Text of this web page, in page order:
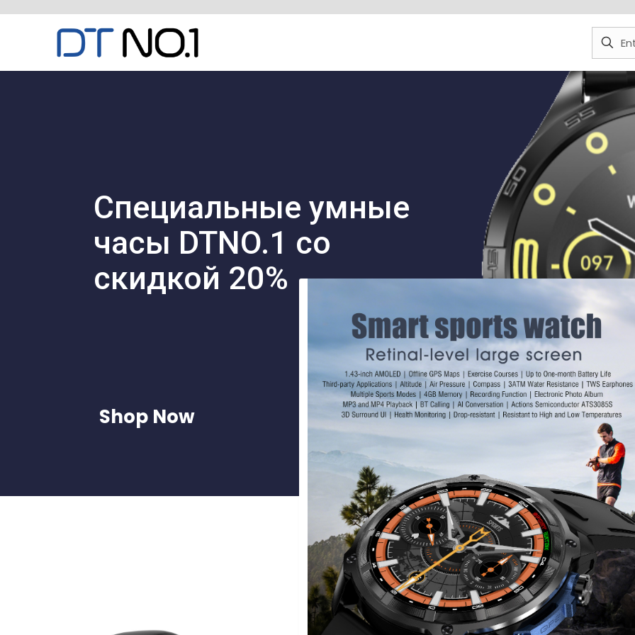
Специальные умные
часы DTNO.1 со
скидкой 20%
Shop Now